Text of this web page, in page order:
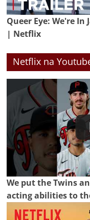
Queer Eye: We're
| Netflix
Netflix na
We put the Twins
acting abilities to